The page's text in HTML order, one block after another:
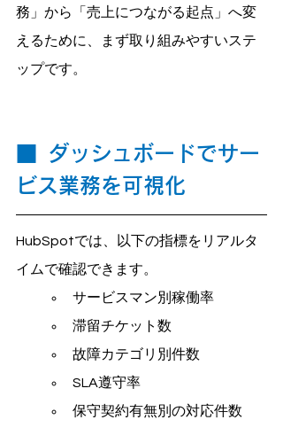
務」から「売上につながる起点」へ変
えるために、まず取り組みやすいステ
ップです。
ダッシュボードでサー
ビス業務を可視化
HubSpotでは、以下の指標をリアルタ
イムで確認できます。
サービスマン別稼働率
滞留チケット数
故障カテゴリ別件数
SLA遵守率
保守契約有無別の対応件数